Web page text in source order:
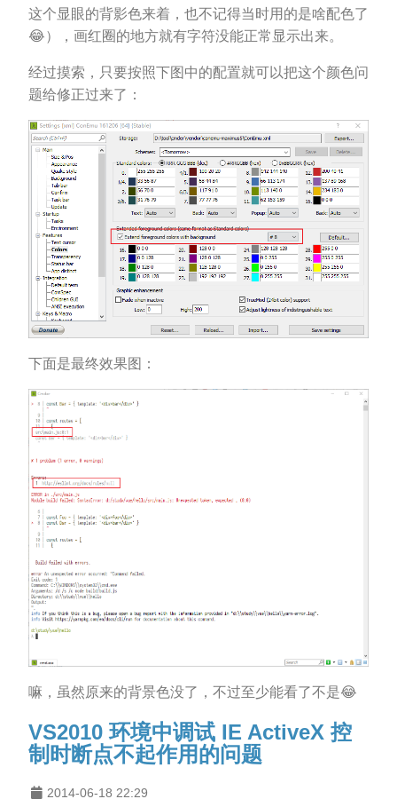
这个显眼的背影色来着，也不记得当时用的是啥配色了
😂），画红圈的地方就有字符没能正常显示出来。
经过摸索，只要按照下图中的配置就可以把这个颜色问
题给修正过来了：
下面是最终效果图：
嘛，虽然原来的背景色没了，不过至少能看了不是😂
VS2010 环境中调试 IE ActiveX 控
制时断点不起作用的问题
2014-06-18 22:29